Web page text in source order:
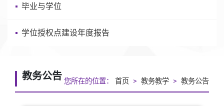
毕业与学位
学位授权点建设年度报告
教务公告 您所在的位置： 首页 > 教务教学 > 教务公告